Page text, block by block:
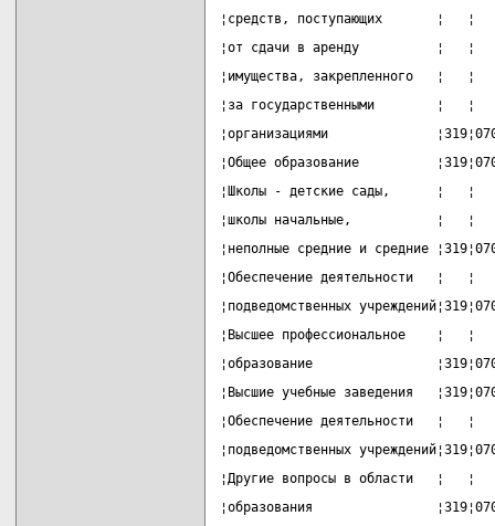
¦средств, поступающих
¦от сдачи в аренду          ¦
¦имущества, закрепленного
¦за государственными
¦организациями
¦Общее образование
¦Школы - детские сады,
¦школы начальные,           ¦
¦неполные средние и средние
¦Обеспечение деятельности
¦подведомственных
¦Высшее профессиональное
¦образование
¦Высшие учебные заведения
¦Обеспечение деятельности
¦подведомственных
¦Другие вопросы в области
¦образования